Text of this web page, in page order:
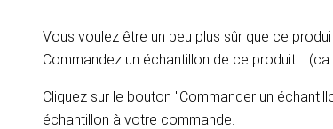
Vous voulez être un peu plus sûr que ce
Commandez un échantillon de ce produit .
Cliquez sur le bouton "Commander un
échantillon à votre commande.